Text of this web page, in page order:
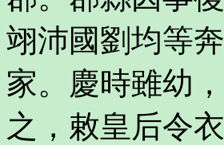
翊沛國劉均等
家。慶時雖幼
之，敕皇后令